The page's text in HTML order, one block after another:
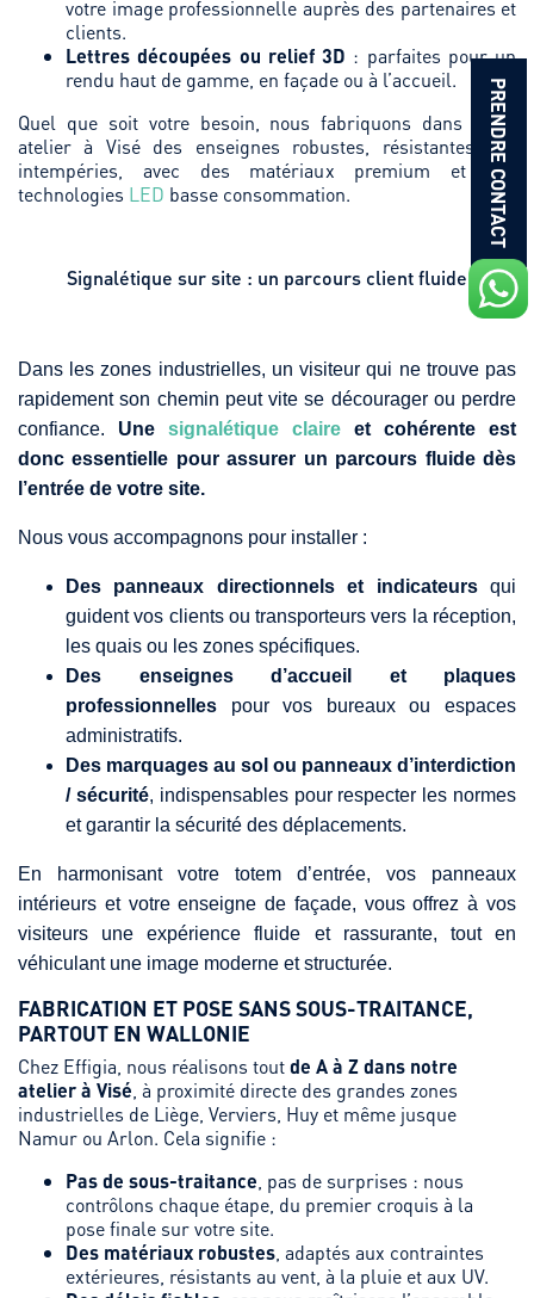
votre image professionnelle auprès des partenaires et
clients.
Lettres découpées ou relief 3D : parfaites pour un
rendu haut de gamme, en façade ou à l’accueil.
Quel que soit votre besoin, nous fabriquons dans notre
atelier à Visé des enseignes robustes, résistantes aux
intempéries, avec des matériaux premium et des
technologies LED basse consommation.
Signalétique sur site : un parcours client fluide
Dans les zones industrielles, un visiteur qui ne trouve pas
rapidement son chemin peut vite se décourager ou perdre
confiance. Une signalétique claire et cohérente est
donc essentielle pour assurer un parcours fluide dès
l’entrée de votre site.
Nous vous accompagnons pour installer :
Des panneaux directionnels et indicateursqui
guident vos clients ou transporteurs vers la réception,
les quais ou les zones spécifiques.
Des enseignes d’accueil et plaques
professionnelles pour vos bureaux ou espaces
administratifs.
Des marquages au sol ou panneaux d’interdiction
/ sécurité, indispensables pour respecter les normes
et garantir la sécurité des déplacements.
En harmonisant votre totem d’entrée, vos panneaux
intérieurs et votre enseigne de façade, vous offrez à vos
visiteurs une expérience fluide et rassurante, tout en
véhiculant une image moderne et structurée.
FABRICATION ET POSE SANS SOUS-TRAITANCE,
PARTOUT EN WALLONIE
Chez Effigia, nous réalisons toutde A à Z dans notre
atelier à Visé , à proximité directe des grandes zones
industrielles de Liège, Verviers, Huy et même jusque
Namur ou Arlon. Cela signifie :
Pas de sous-traitance , pas de surprises : nous
contrôlons chaque étape, du premier croquis à la
pose finale sur votre site.
Des matériaux robustes , adaptés aux contraintes
extérieures, résistants au vent, à la pluie et aux UV.
PRENDRE CONTACT